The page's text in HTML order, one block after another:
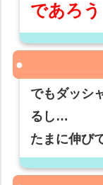
であろう
でもダッシ
るし…
たまに伸び